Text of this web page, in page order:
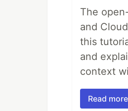
The
and
this
and
context
Read